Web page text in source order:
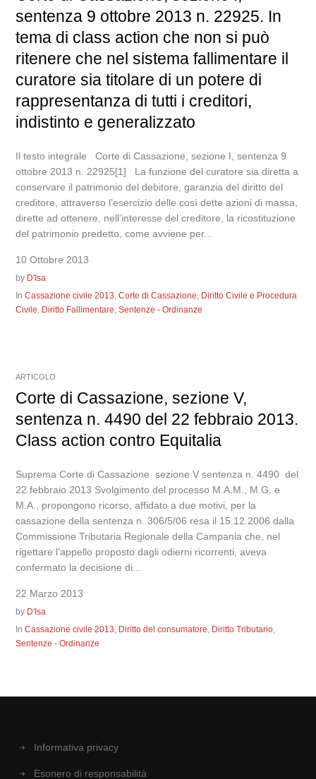
sentenza 9 ottobre 2013 n. 22925. In
tema di class action che non si può
ritenere che nel sistema fallimentare il
curatore sia titolare di un potere di
rappresentanza di tutti i creditori,
indistinto e generalizzato
Il testo integrale Corte di Cassazione, sezione I, sentenza 9
ottobre 2013 n. 22925[1] La funzione del curatore sia diretta a
conservare il patrimonio del debitore, garanzia del diritto del
creditore, attraverso l’esercizio delle così dette azioni di massa,
dirette ad ottenere, nell’interesse del creditore, la ricostituzione
del patrimonio predetto, come avviene per...
10 Ottobre 2013
by D'Isa
InCassazione civile 2013 ,Corte di Cassazione Diritto Civile e Procedura
Civile Diritto Fallimentare ,Sentenze - Ordinanze
ARTICOLO
Corte di Cassazione, sezione V,
sentenza n. 4490 del 22 febbraio 2013.
Class action contro Equitalia
Suprema Corte di Cassazione sezione V sentenza n. 4490 del
22 febbraio 2013 Svolgimento del processo M.A.M., M.G. e
M.A., propongono ricorso, affidato a due motivi, per la
cassazione della sentenza n. 306/5/06 resa il 15.12.2006 dalla
Commissione Tributaria Regionale della Campania che, nel
rigettare l’appello proposto dagli odierni ricorrenti, aveva
confermato la decisione di...
22 Marzo 2013
by D'Isa
InCassazione civile 2013 Diritto del consumatore Diritto Tributario
Sentenze - Ordinanze
Informativa privacy
Esonero di responsabilità